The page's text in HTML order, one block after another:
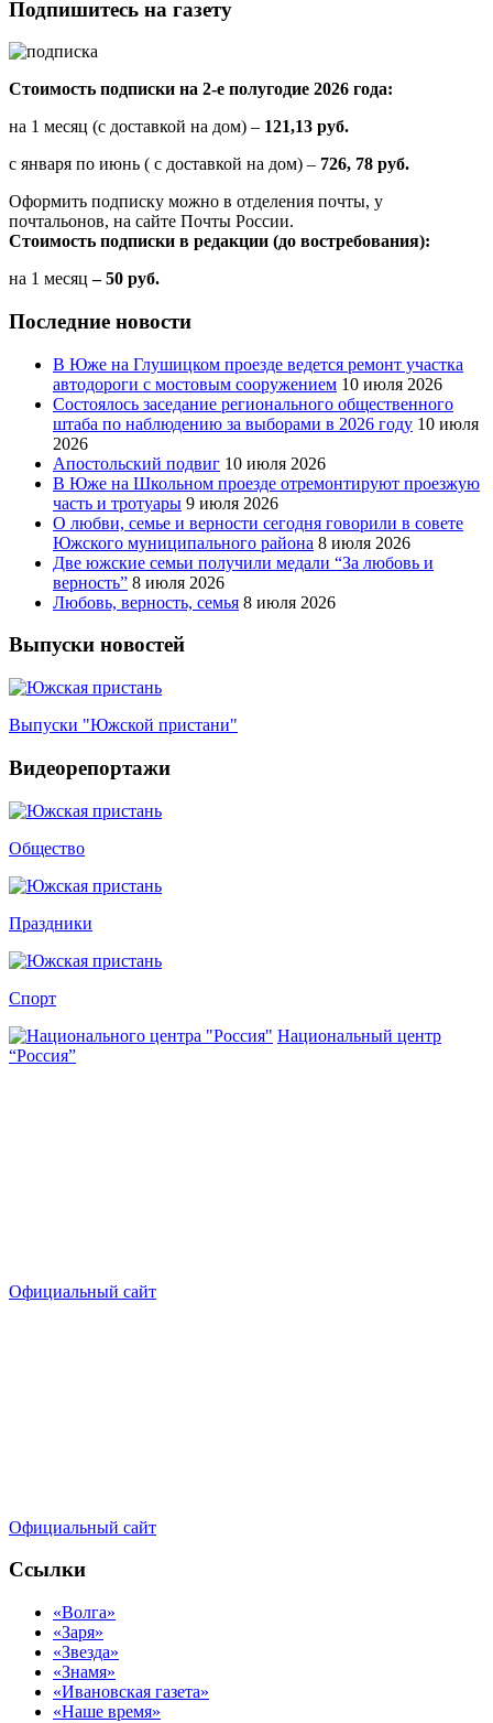
Подпишитесь на газету
Стоимость подписки на 2-е полугодие 2026 года:
на 1 месяц (с доставкой на дом) – 121,13 руб.
с января по июнь ( с доставкой на дом) – 726, 78 руб.
Оформить подписку можно в отделения почты, у
почтальонов, на сайте Почты России.
Стоимость подписки в редакции (до востребования):
на 1 месяц – 50 руб.
Последние новости
В Юже на Глушицком проезде ведется ремонт участка
автодороги с мостовым сооружением 10 июля 2026
Состоялось заседание регионального общественного
штаба по наблюдению за выборами в 2026 году 10 июля
2026
Апостольский подвиг 10 июля 2026
В Юже на Школьном проезде отремонтируют проезжую
часть и тротуары 9 июля 2026
О любви, семье и верности сегодня говорили в совете
Южского муниципального района 8 июля 2026
Две южские семьи получили медали “За любовь и
верность” 8 июля 2026
Любовь, верность, семья 8 июля 2026
Выпуски новостей
Выпуски "Южской пристани"
Видеорепортажи
Общество
Праздники
Спорт
Национальный центр
“Россия”
Официальный сайт
Официальный сайт
Ссылки
«Волга»
«Заря»
«Звезда»
«Знамя»
«Ивановская газета»
«Наше время»